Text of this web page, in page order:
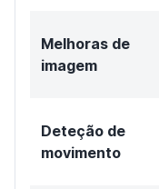
Melhoras de
imagem
Deteção de
movimento